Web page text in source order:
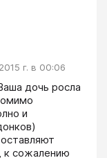
г. в 00:06
дочь росла
и
к сожалению